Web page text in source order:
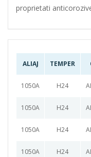
proprietati
ALIAJ TEMPER
1050A H24
1050A H24
1050A H24
1050A H24